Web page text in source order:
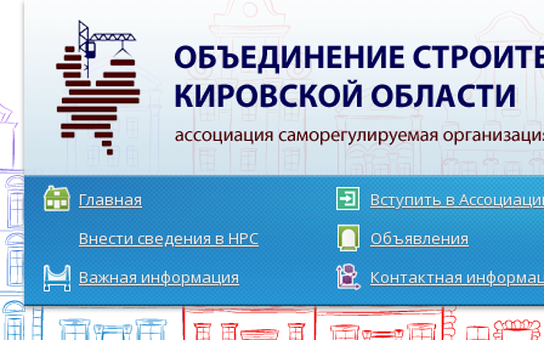
Главная
Вступить в
Внести сведения в НРС
Объявления
Важная информация
Контактная